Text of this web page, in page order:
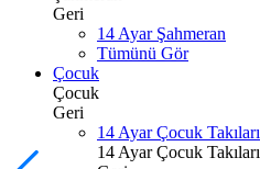
Geri
14 Ayar Şahmeran
Tümünü Gör
Çocuk
Çocuk
Geri
14 Ayar Çocuk Takıları
14 Ayar Çocuk Takıları